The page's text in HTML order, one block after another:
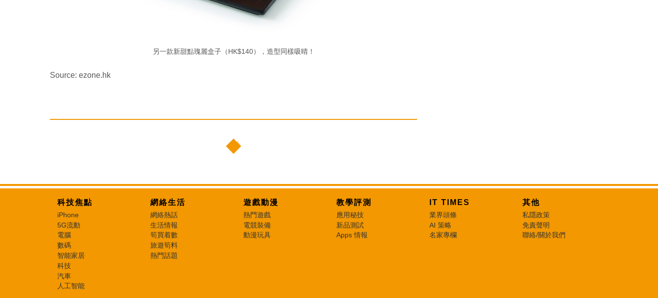
另一款新甜點瑰麗盒子（HK$140），造型同樣吸晴！
Source: ezone.hk
科技焦點
iPhone
5G流動
電腦
數碼
智能家居
科技
汽車
人工智能
網絡生活
網絡熱話
生活情報
筍買着數
旅遊筍料
熱門話題
遊戲動漫
熱門遊戲
電競裝備
動漫玩具
教學評測
應用秘技
新品測試
Apps 情報
IT TIMES
業界頭條
AI 策略
名家專欄
其他
私隱政策
免責聲明
聯絡/關於我們